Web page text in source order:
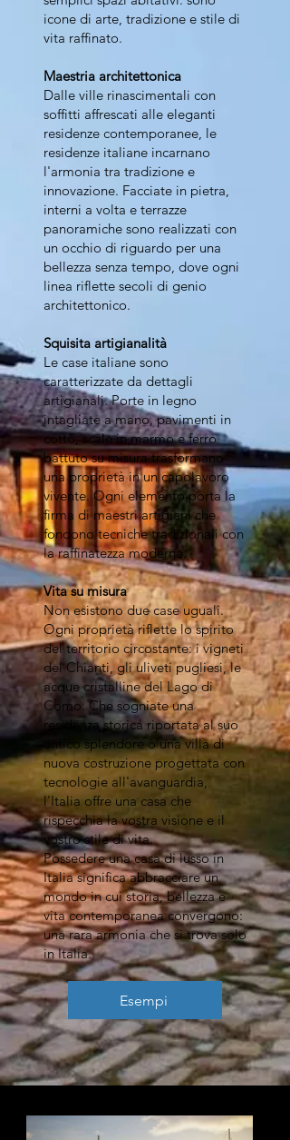
icone di arte, tradizione e stile di
vita raffinato.
Maestria architettonica
Dalle ville rinascimentali con
soffitti affrescati alle eleganti
residenze contemporanee, le
residenze italiane incarnano
l'armonia tra tradizione e
innovazione. Facciate in pietra,
interni a volta e terrazze
panoramiche sono realizzati con
un occhio di riguardo per una
bellezza senza tempo, dove ogni
linea riflette secoli di genio
architettonico.
Squisita artigianalità
Le case italiane sono
caratterizzate da dettagli
artigianali. Porte in legno
intagliate a mano, pavimenti in
cotto, scale in marmo e ferro
battuto su misura trasformano
una proprietà in un capolavoro
vivente. Ogni elemento porta la
firma di maestri artigiani che
fondono tecniche tradizionali con
la raffinatezza moderna.
Vita su misura
Non esistono due case uguali.
Ogni proprietà riflette lo spirito
del territorio circostante: i vigneti
del Chianti, gli uliveti pugliesi, le
acque cristalline del Lago di
Como. Che sogniate una
residenza storica riportata al suo
antico splendore o una villa di
nuova costruzione progettata con
tecnologie all'avanguardia,
l'Italia offre una casa che
rispecchia la vostra visione e il
vostro stile di vita.
Possedere una casa di lusso in
Italia significa abbracciare un
mondo in cui storia, bellezza e
vita contemporanea convergono:
una rara armonia che si trova solo
in Italia.
Esempi